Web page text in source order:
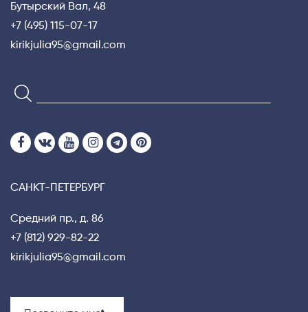
Бутырский Вал, 48
+7 (495) 115-07-17
kirikjulia95@gmail.com
САНКТ-ПЕТЕРБУРГ
Средний пр., д. 86
+7 (812) 929-82-22
kirikjulia95@gmail.com